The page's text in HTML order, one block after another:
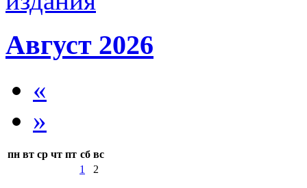
Август 2026
«
»
пн вт ср чт пт сб вс
1
2